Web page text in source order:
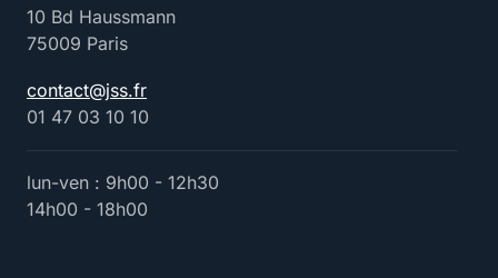
10 Bd Haussmann
75009 Paris
contact@jss.fr
01 47 03 10 10
lun-ven : 9h00 - 12h30
14h00 - 18h00